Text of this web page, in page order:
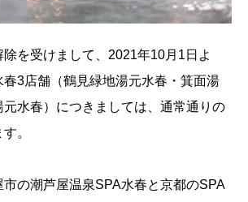
を受けまして、2021年10月1日よ
春3店舗（鶴見緑地湯元水春・箕面湯
元水春）につきましては、通常通りの
。
市の潮芦屋温泉SPA水春と京都のSPA